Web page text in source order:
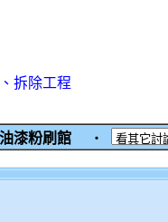
拆除工程
油漆粉刷館 ‧